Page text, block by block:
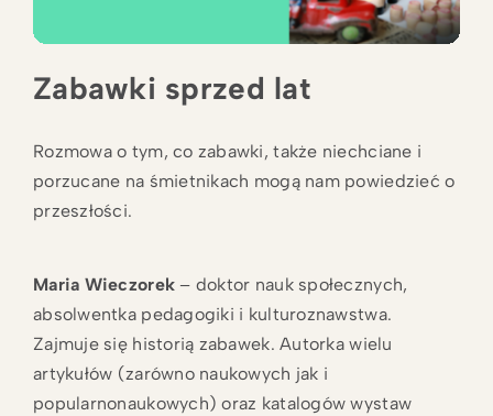
Zabawki sprzed lat
Rozmowa o tym, co zabawki, także niechciane i
porzucane na śmietnikach mogą nam powiedzieć o
przeszłości.
Maria Wieczorek – doktor nauk społecznych,
absolwentka pedagogiki i kulturoznawstwa.
Zajmuje się historią zabawek. Autorka wielu
artykułów (zarówno naukowych jak i
popularnonaukowych) oraz katalogów wystaw